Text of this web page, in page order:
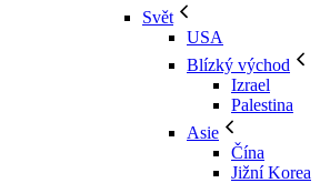
Svět
USA
Blízký východ
Izrael
Palestina
Asie
Čína
Jižní Korea